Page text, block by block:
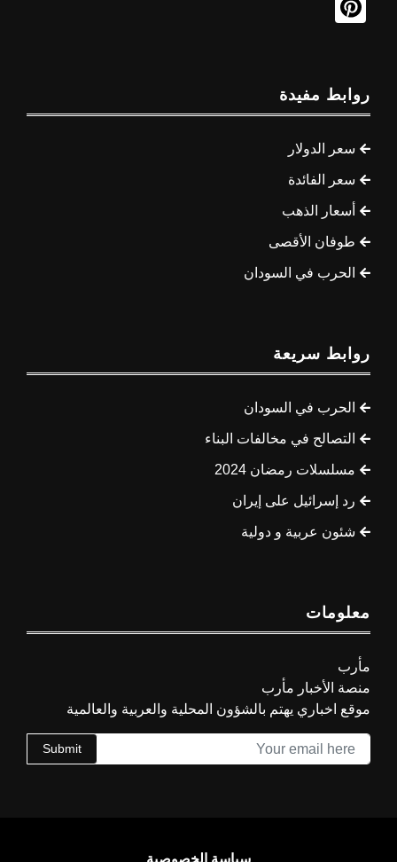
روابط مفيدة
سعر الدولار
سعر الفائدة
أسعار الذهب
طوفان الأقصى
الحرب في السودان
روابط سريعة
الحرب في السودان
التصالح في مخالفات البناء
مسلسلات رمضان 2024
رد إسرائيل على إيران
شئون عربية و دولية
معلومات
مأرب
منصة الأخبار مأرب
موقع اخباري يهتم بالشؤون المحلية والعربية والعالمية
Submit